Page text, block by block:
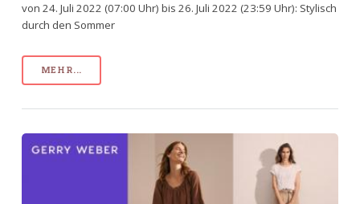
von 24. Juli 2022 (07:00 Uhr) bis 26. Juli 2022 (23:59 Uhr): Stylisch
durch den Sommer
MEHR...